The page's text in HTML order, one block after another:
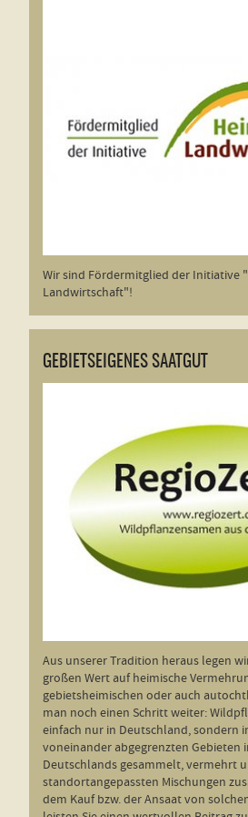
Wir sind Fördermitglied der Initiative
Landwirtschaft"!
GEBIETSEIGENES SAATGUT
Aus unserer Tradition heraus legen
großen Wert auf heimische
gebietsheimischen oder auch
man noch einen Schritt weiter:
einfach nur in Deutschland, sondern
voneinander abgegrenzten Gebieten
Deutschlands gesammelt, vermehrt
standortangepassten Mischungen
dem Kauf bzw. der Ansaat von